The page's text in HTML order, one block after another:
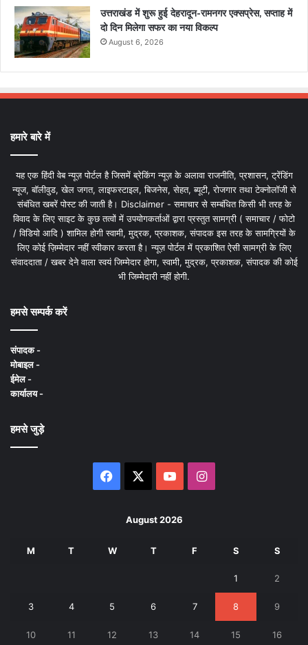
उत्तराखंड में शुरू हुई देहरादून-रामनगर एक्सप्रेस, सप्ताह में
दो दिन मिलेगा सफर का नया विकल्प
August 6, 2026
हमारे बारे में
यह एक हिंदी वेब न्यूज़ पोर्टल है जिसमें ब्रेकिंग न्यूज़ के अलावा राजनीति, प्रशासन, ट्रेंडिंग
न्यूज, बॉलीवुड, खेल जगत, लाइफस्टाइल, बिजनेस, सेहत, ब्यूटी, रोजगार तथा टेक्नोलॉजी से
संबंधित खबरें पोस्ट की जाती है। Disclaimer - समाचार से सम्बंधित किसी भी तरह के
विवाद के लिए साइट के कुछ तत्वों में उपयोगकर्ताओं द्वारा प्रस्तुत सामग्री ( समाचार / फोटो
/ विडियो आदि ) शामिल होगी स्वामी, मुद्रक, प्रकाशक, संपादक इस तरह के सामग्रियों के
लिए कोई ज़िम्मेदार नहीं स्वीकार करता है। न्यूज़ पोर्टल में प्रकाशित ऐसी सामग्री के लिए
संवाददाता / खबर देने वाला स्वयं जिम्मेदार होगा, स्वामी, मुद्रक, प्रकाशक, संपादक की कोई
भी जिम्मेदारी नहीं होगी.
हमसे सम्पर्क करें
संपादक -
मोबाइल -
ईमेल -
कार्यालय -
हमसे जुड़े
Facebook YouTubeInstagram
August 2026
M T W T F S S
1 2
3 4 5 6 7 8 9
10 11 12 13 14 15 16